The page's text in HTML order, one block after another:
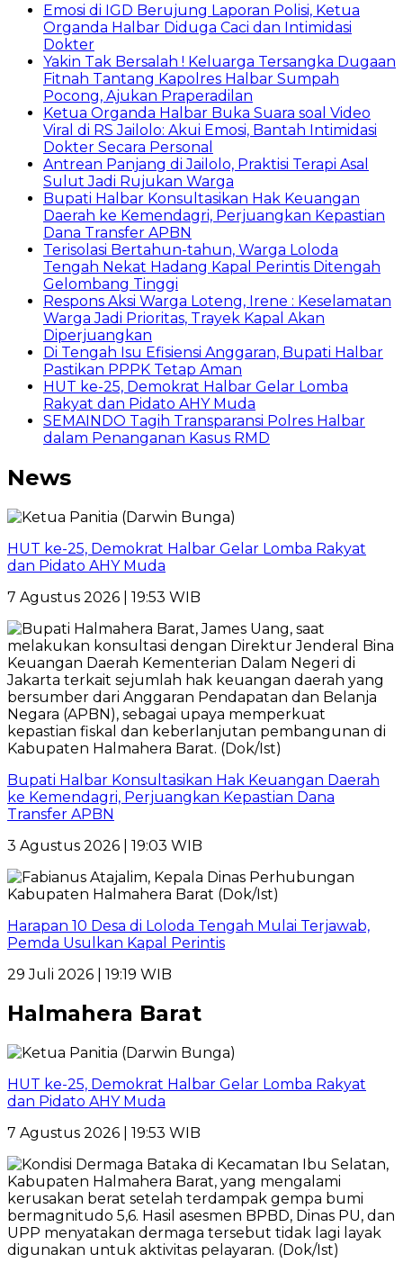
Emosi di IGD Berujung Laporan Polisi, Ketua
Organda Halbar Diduga Caci dan Intimidasi
Dokter
Yakin Tak Bersalah ! Keluarga Tersangka Dugaan
Fitnah Tantang Kapolres Halbar Sumpah
Pocong, Ajukan Praperadilan
Ketua Organda Halbar Buka Suara soal Video
Viral di RS Jailolo: Akui Emosi, Bantah Intimidasi
Dokter Secara Personal
Antrean Panjang di Jailolo, Praktisi Terapi Asal
Sulut Jadi Rujukan Warga
Bupati Halbar Konsultasikan Hak Keuangan
Daerah ke Kemendagri, Perjuangkan Kepastian
Dana Transfer APBN
Terisolasi Bertahun-tahun, Warga Loloda
Tengah Nekat Hadang Kapal Perintis Ditengah
Gelombang Tinggi
Respons Aksi Warga Loteng, Irene : Keselamatan
Warga Jadi Prioritas, Trayek Kapal Akan
Diperjuangkan
Di Tengah Isu Efisiensi Anggaran, Bupati Halbar
Pastikan PPPK Tetap Aman
HUT ke-25, Demokrat Halbar Gelar Lomba
Rakyat dan Pidato AHY Muda
SEMAINDO Tagih Transparansi Polres Halbar
dalam Penanganan Kasus RMD
News
HUT ke-25, Demokrat Halbar Gelar Lomba Rakyat
dan Pidato AHY Muda
7 Agustus 2026 | 19:53 WIB
Bupati Halbar Konsultasikan Hak Keuangan Daerah
ke Kemendagri, Perjuangkan Kepastian Dana
Transfer APBN
3 Agustus 2026 | 19:03 WIB
Harapan 10 Desa di Loloda Tengah Mulai Terjawab,
Pemda Usulkan Kapal Perintis
29 Juli 2026 | 19:19 WIB
Halmahera Barat
HUT ke-25, Demokrat Halbar Gelar Lomba Rakyat
dan Pidato AHY Muda
7 Agustus 2026 | 19:53 WIB